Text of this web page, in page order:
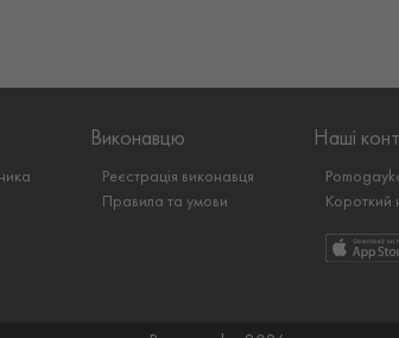
Виконавцю
Реєстрація виконавця
Правила та умови
Наші